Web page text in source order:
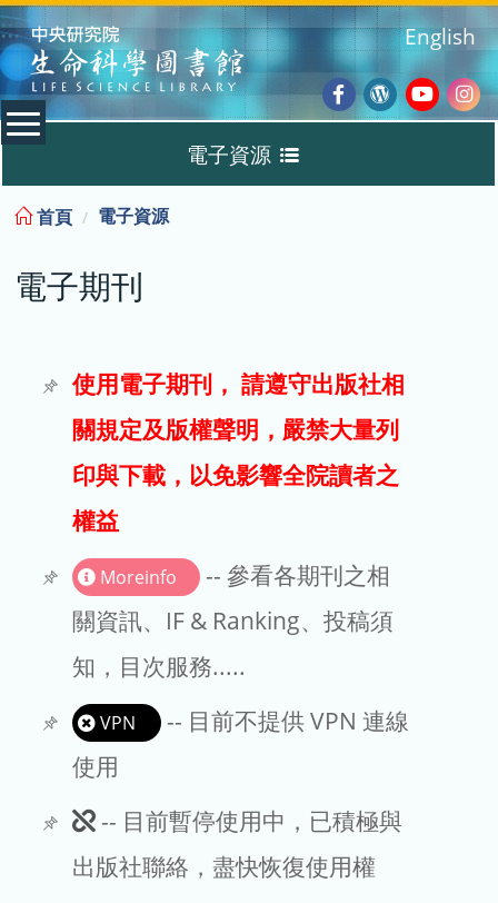
:::
Facebook
Wordpress
English
電子資源
電子期刊
試用
文章處理費
EndNote
首頁 電子資源
電子期刊
使用電子期刊， 請遵守出版社相
關規定及版權聲明，嚴禁大量列
印與下載，以免影響全院讀者之
權益
Moreinfo
-- 參看各期刊之相
關資訊、IF & Ranking、投稿須
知，目次服務.....
VPN
-- 目前不提供 VPN 連線
使用
此
期
-- 目前暫停使用中，已積極與
出版社聯絡，盡快恢復使用權